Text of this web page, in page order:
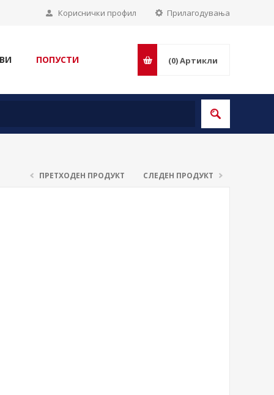
Прилагодувања
Кориснички профил
ПОПУСТИ (0)Артикли
ПРЕТХОДЕН ПРОДУКТ СЛЕДЕН ПРОДУКТ